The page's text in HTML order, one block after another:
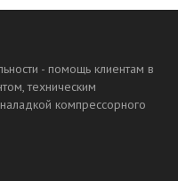
- помощь клиентам в
техническим
компрессорного